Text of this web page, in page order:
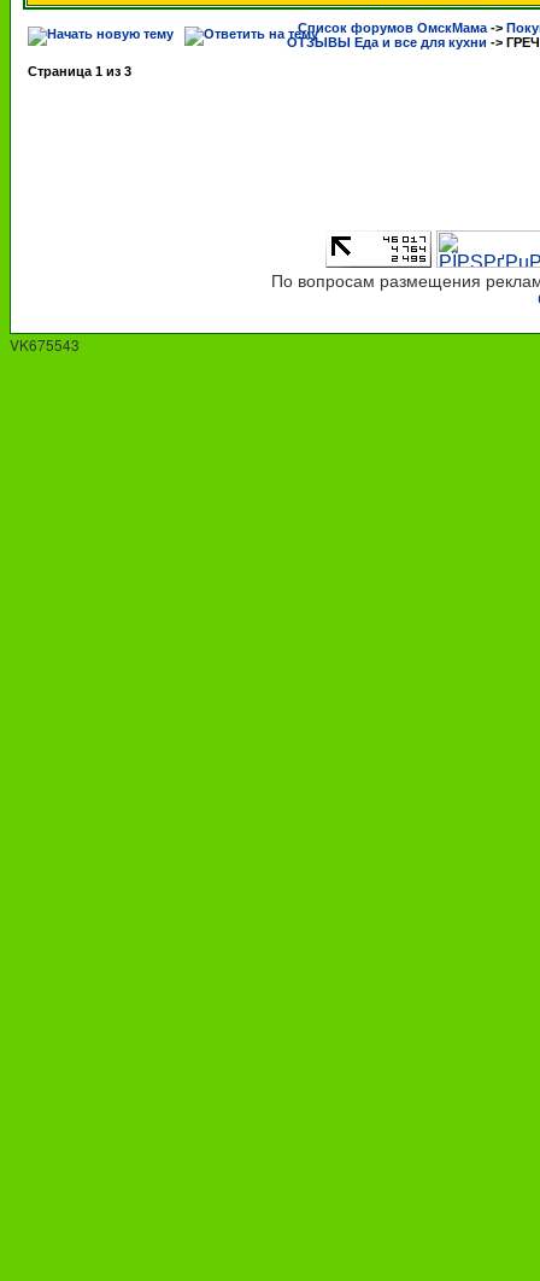
Список форумов ОмскМама ->
ОТЗЫВЫ Еда и все для кухни ->
Страница 1 из 3
По вопросам размещения
VK675543